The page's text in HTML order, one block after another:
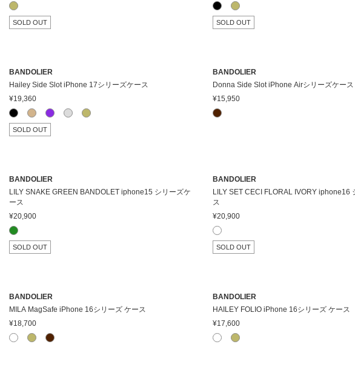
SOLD OUT SOLD OUT
BANDOLIER
Hailey Side Slot iPhone 17シリーズケース
¥19,360
SOLD OUT
BANDOLIER
Donna Side Slot iPhone Airシリーズケース
¥15,950
BANDOLIER
LILY SNAKE GREEN BANDOLET iphone15 シリーズケ
ース
¥20,900
SOLD OUT
BANDOLIER
LILY SET CECI FLORAL IVORY iphone16
ス
¥20,900
SOLD OUT
BANDOLIER
MILA MagSafe iPhone 16シリーズ ケース
¥18,700
BANDOLIER
HAILEY FOLIO iPhone 16シリーズ ケース
¥17,600